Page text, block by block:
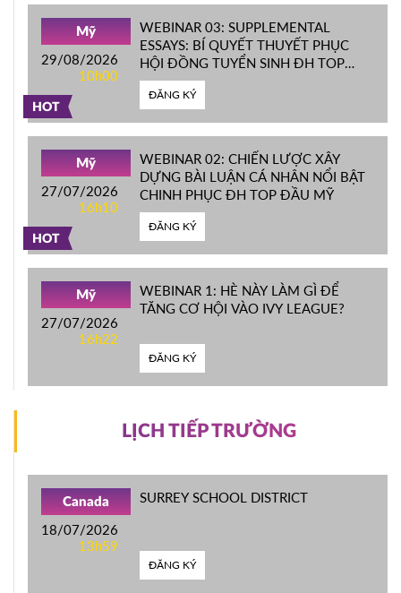
HOT
Mỹ
29/08/2026
10h00
WEBINAR 03: SUPPLEMENTAL
ESSAYS: BÍ QUYẾT THUYẾT PHỤC
HỘI ĐỒNG TUYỂN SINH ĐH TOP
ĐẦU MỸ
ĐĂNG KÝ
HOT
Mỹ
27/07/2026
16h10
WEBINAR 02: CHIẾN LƯỢC XÂY
DỰNG BÀI LUẬN CÁ NHÂN NỔI BẬT
CHINH PHỤC ĐH TOP ĐẦU MỸ
ĐĂNG KÝ
Mỹ
27/07/2026
16h22
WEBINAR 1: HÈ NÀY LÀM GÌ ĐỂ
TĂNG CƠ HỘI VÀO IVY LEAGUE?
ĐĂNG KÝ
LỊCH TIẾP TRƯỜNG
Canada
18/07/2026
13h59
SURREY SCHOOL DISTRICT
ĐĂNG KÝ